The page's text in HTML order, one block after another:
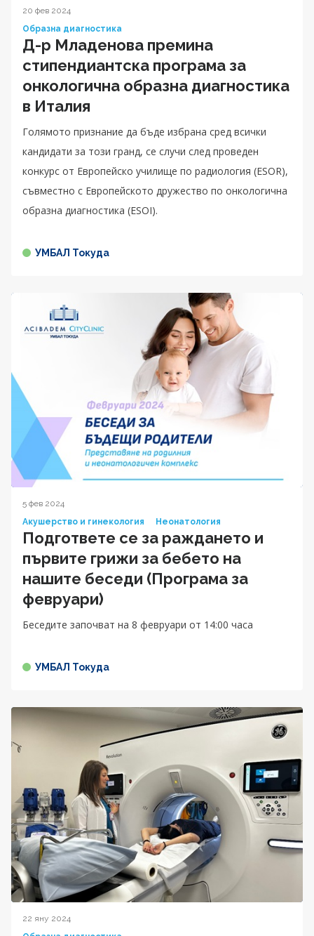
20 фев 2024
Образна диагностика
Д-р Младенова премина
стипендиантска програма за
онкологична образна диагностика
в Италия
Голямото признание да бъде избрана сред всички
кандидати за този гранд, се случи след проведен
конкурс от Европейско училище по радиология (ESOR),
съвместно с Европейското дружество по онкологична
образна диагностика (ESOI).
УМБАЛ Токуда
5 фев 2024
Акушерство и гинекология
Неонатология
Подгответе се за раждането и
първите грижи за бебето на
нашите беседи (Програма за
февруари)
Беседите започват на 8 февруари от 14:00 часа
УМБАЛ Токуда
22 яну 2024